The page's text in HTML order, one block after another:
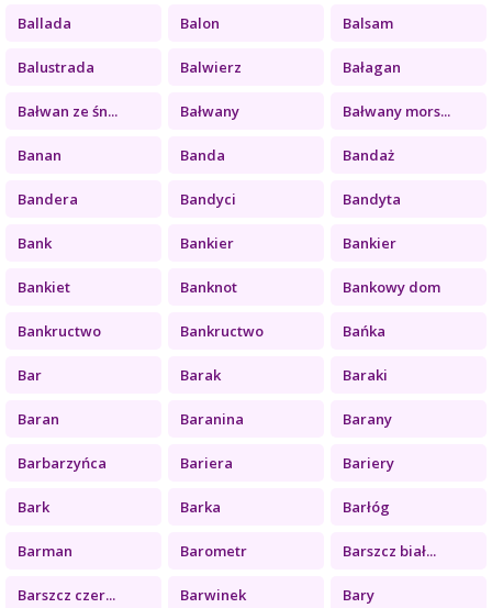
Ballada Balon Balsam
Balustrada Balwierz Bałagan
Bałwan ze śn... Bałwany Bałwany mors...
Banan Banda Bandaż
Bandera Bandyci Bandyta
Bank Bankier Bankier
Bankiet Banknot Bankowy dom
Bankructwo Bankructwo Bańka
Bar Barak Baraki
Baran Baranina Barany
Barbarzyńca Bariera Bariery
Bark Barka Barłóg
Barman Barometr Barszcz biał...
Barszcz czer... Barwinek Bary